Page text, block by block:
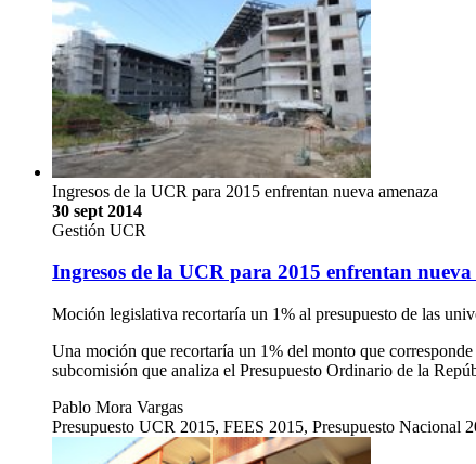
Ingresos de la UCR para 2015 enfrentan nueva amenaza
30 sept 2014
Gestión UCR
Ingresos de la UCR para 2015 enfrentan nueva
Moción legislativa recortaría un 1% al presupuesto de las
Una moción que recortaría un 1% del monto que
subcomisión que analiza el Presupuesto Ordinario de la
Pablo Mora Vargas
Presupuesto UCR 2015, FEES 2015, Presupuesto Nacional